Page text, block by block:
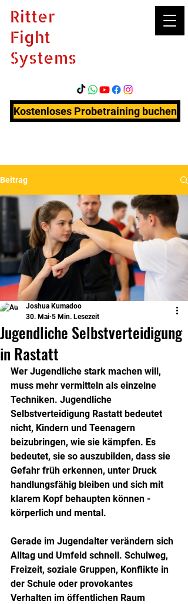
Ritter
Fight
Systems
Kostenloses Probetraining buchen
Beitrag
Jugendliche Selbstverteidigung
in Rastatt
Joshua Kumadoo
30. Mai 5 Min. Lesezeit
Wer Jugendliche stark machen will,
muss mehr vermitteln als einzelne
Techniken. Jugendliche
Selbstverteidigung Rastatt bedeutet
nicht, Kindern und Teenagern
beizubringen, wie sie kämpfen. Es
bedeutet, sie so auszubilden, dass sie
Gefahr früh erkennen, unter Druck
handlungsfähig bleiben und sich mit
klarem Kopf behaupten können -
körperlich und mental.
Gerade im Jugendalter verändern sich
Alltag und Umfeld schnell. Schulweg,
Freizeit, soziale Gruppen, Konflikte in
der Schule oder provokantes
Verhalten im öffentlichen Raum